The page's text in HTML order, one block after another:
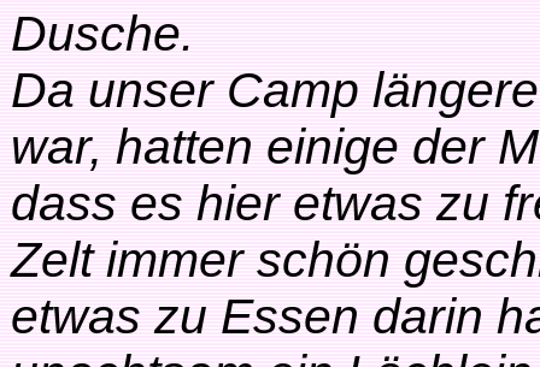
Dusche.
Da unser Camp
war, hatten einige der
dass es hier etwas zu
Zelt immer schön
etwas zu Essen darin